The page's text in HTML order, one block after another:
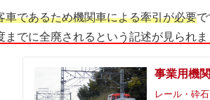
車であるため機関車による牽引が必要で
までに全廃されるという記述が見られま
事業用機
レール・砕